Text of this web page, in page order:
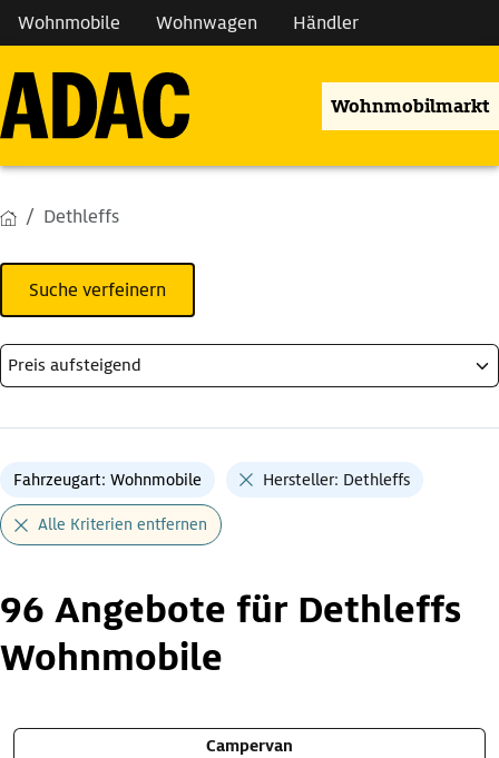
Wohnmobile Wohnwagen Händler
Wohnmobilmarkt
Dethleffs
Suche verfeinern
Fahrzeugart: Wohnmobile Hersteller: Dethleffs
Alle Kriterien entfernen
96 Angebote für Dethleffs
Wohnmobile
Campervan